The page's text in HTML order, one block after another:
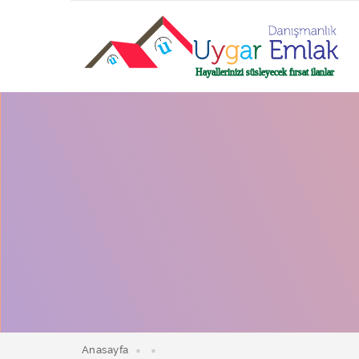
Anasayfa